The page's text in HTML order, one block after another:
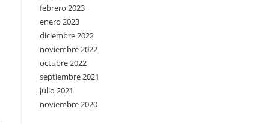
febrero 2023
enero 2023
diciembre 2022
noviembre 2022
octubre 2022
septiembre 2021
julio 2021
noviembre 2020